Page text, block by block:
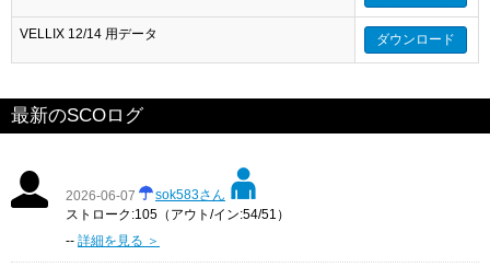
VELLIX 12/14 用データ ダウンロード
最新のSCOログ
2026-06-07
sok583さん
ストローク:105（アウト/イン:54/51）
-- 詳細を見る ＞